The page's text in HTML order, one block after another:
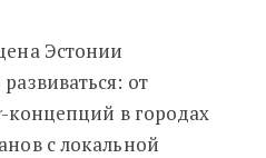
Эстонии
от
-концепций в городах
с локальной